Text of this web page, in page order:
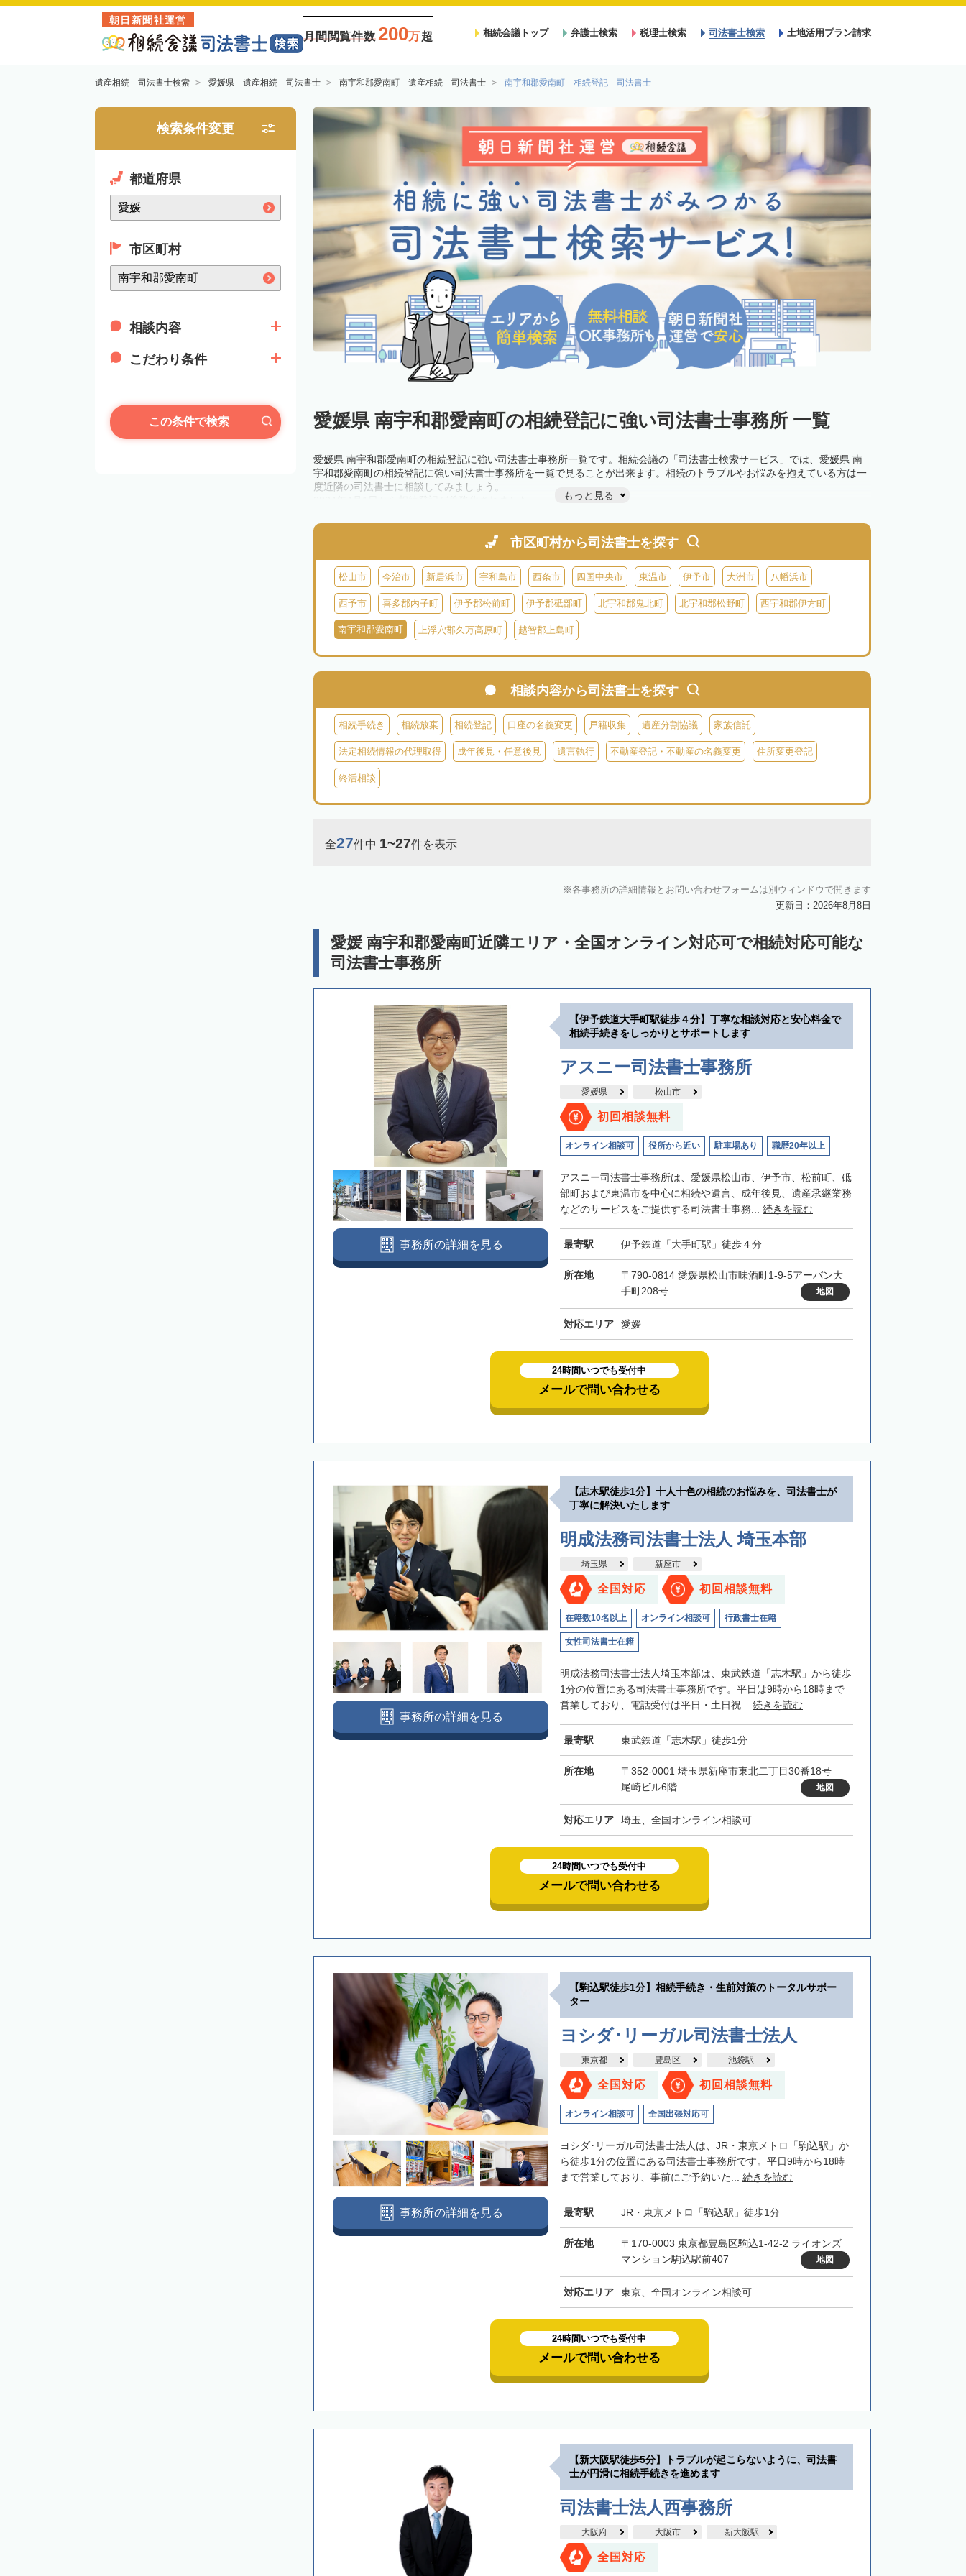
朝日新聞社運営
月間閲覧件数 200万超 相続会議トップ 弁護士検索 税理士検索 司法書士検索 土地活用プラン請求
遺産相続 司法書士検索 愛媛県 遺産相続 司法書士 南宇和郡愛南町 遺産相続 司法書士 南宇和郡愛南町 相続登記 司法書士
検索条件変更
都道府県
市区町村
相談内容
こだわり条件
この条件で検索 愛媛県 南宇和郡愛南町の相続登記に強い司法書士事務所 一覧
愛媛県 南宇和郡愛南町の相続登記に強い司法書士事務所一覧です。相続会議の「司法書士検索サービス」では、愛媛県 南
宇和郡愛南町の相続登記に強い司法書士事務所を一覧で見ることが出来ます。相続のトラブルやお悩みを抱えている方は一
度近隣の司法書士に相談してみましょう。
きが必要です。義務化前の相続も対象となるため注意しましょう。
相続登記は法律で定められており、司法書士に依頼すれば手間を省けます。その他の相続手続きも任せることが可能です。
制度の活用を検討しましょう。司法書士への相談も可能です。
もっと見る
市区町村から司法書士を探す
松山市 今治市 新居浜市 宇和島市 西条市 四国中央市 東温市 伊予市 大洲市 八幡浜市
西予市 喜多郡内子町 伊予郡松前町 伊予郡砥部町 北宇和郡鬼北町 北宇和郡松野町 西宇和郡伊方町
南宇和郡愛南町 上浮穴郡久万高原町 越智郡上島町
相談内容から司法書士を探す
相続手続き 相続放棄 相続登記 口座の名義変更 戸籍収集 遺産分割協議 家族信託
法定相続情報の代理取得 成年後見・任意後見 遺言執行 不動産登記・不動産の名義変更 住所変更登記
終活相談
全27件中 1~27件を表示
各事務所の詳細情報とお問い合わせフォームは別ウィンドウで開きます
更新日：2026年8月8日
愛媛 南宇和郡愛南町近隣エリア・全国オンライン対応可で相続対応可能な
司法書士事務所
【伊予鉄道大手町駅徒歩４分】丁寧な相談対応と安心料金で
相続手続きをしっかりとサポートします
アスニー司法書士事務所
愛媛県 松山市
初回相談無料
オンライン相談可 役所から近い 駐車場あり 職歴20年以上
アスニー司法書士事務所は、愛媛県松山市、伊予市、松前町、砥
部町および東温市を中心に相続や遺言、成年後見、遺産承継業務
などのサービスをご提供する司法書士事務... 続きを読む
最寄駅 伊予鉄道「大手町駅」徒歩４分
所在地
〒790-0814 愛媛県松山市味酒町1-9-5アーバン大
手町208号
地図
対応エリア 愛媛
事務所の詳細を見る
24時間いつでも受付中
メールで問い合わせる
【志木駅徒歩1分】十人十色の相続のお悩みを、司法書士が
丁寧に解決いたします
明成法務司法書士法人 埼玉本部
埼玉県 新座市
全国対応 初回相談無料
在籍数10名以上 オンライン相談可 行政書士在籍
女性司法書士在籍
明成法務司法書士法人埼玉本部は、東武鉄道「志木駅」から徒歩
1分の位置にある司法書士事務所です。平日は9時から18時まで
営業しており、電話受付は平日・土日祝... 続きを読む
最寄駅 東武鉄道「志木駅」徒歩1分
所在地
〒352-0001 埼玉県新座市東北二丁目30番18号
尾崎ビル6階
地図
対応エリア 埼玉、全国オンライン相談可
事務所の詳細を見る
24時間いつでも受付中
メールで問い合わせる
【駒込駅徒歩1分】相続手続き・生前対策のトータルサポー
ター
ヨシダ･リーガル司法書士法人
東京都 豊島区 池袋駅
全国対応 初回相談無料
オンライン相談可 全国出張対応可
ヨシダ･リーガル司法書士法人は、JR・東京メトロ「駒込駅」か
ら徒歩1分の位置にある司法書士事務所です。平日9時から18時
まで営業しており、事前にご予約いた... 続きを読む
最寄駅 JR・東京メトロ「駒込駅」徒歩1分
所在地
〒170-0003 東京都豊島区駒込1-42-2 ライオンズ
マンション駒込駅前407
地図
対応エリア 東京、全国オンライン相談可
事務所の詳細を見る
24時間いつでも受付中
メールで問い合わせる
【新大阪駅徒歩5分】トラブルが起こらないように、司法書
士が円滑に相続手続きを進めます
司法書士法人西事務所
大阪府 大阪市 新大阪駅
全国対応